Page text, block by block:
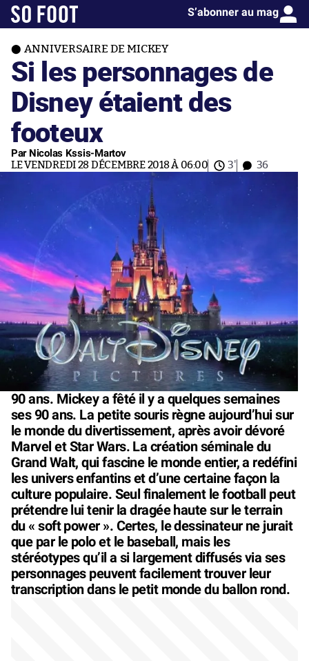
S’abonner au mag
ANNIVERSAIRE DE MICKEY
Si les personnages de
Disney étaient des
footeux
Par Nicolas Kssis-Martov
LE VENDREDI 28 DÉCEMBRE 2018 À 06:00 3' 36
90 ans. Mickey a fêté il y a quelques semaines
ses 90 ans. La petite souris règne aujourd’hui sur
le monde du divertissement, après avoir dévoré
Marvel et Star Wars. La création séminale du
Grand Walt, qui fascine le monde entier, a redéfini
les univers enfantins et d’une certaine façon la
culture populaire. Seul finalement le football peut
prétendre lui tenir la dragée haute sur le terrain
du « soft power ». Certes, le dessinateur ne jurait
que par le polo et le baseball, mais les
stéréotypes qu’il a si largement diffusés via ses
personnages peuvent facilement trouver leur
transcription dans le petit monde du ballon rond.